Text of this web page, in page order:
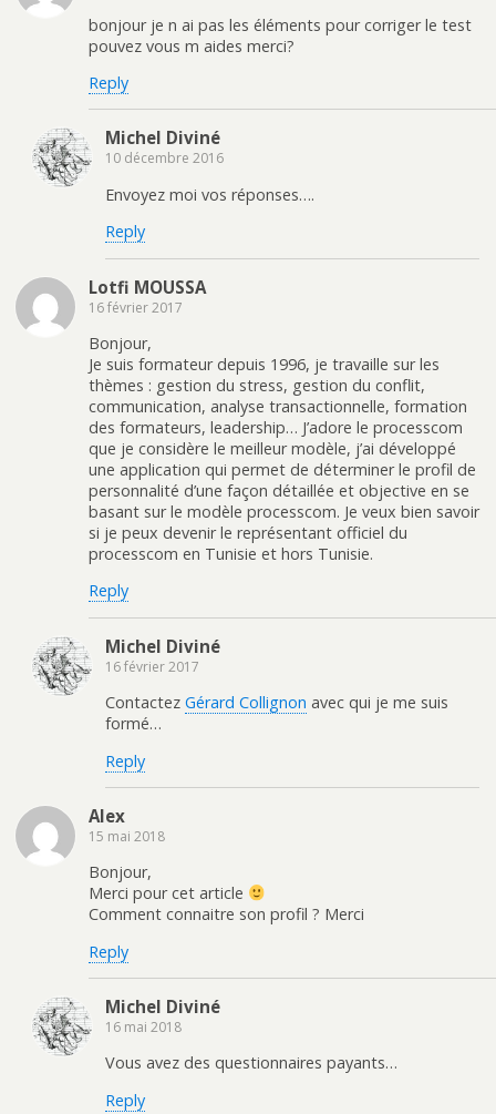
bonjour je n ai pas les éléments pour corriger le test
pouvez vous m aides merci?
Reply
Michel Diviné
10 décembre 2016
Envoyez moi vos réponses….
Reply
Lotfi MOUSSA
16 février 2017
Bonjour,
Je suis formateur depuis 1996, je travaille sur les
thèmes : gestion du stress, gestion du conflit,
communication, analyse transactionnelle, formation
des formateurs, leadership… J’adore le processcom
que je considère le meilleur modèle, j’ai développé
une application qui permet de déterminer le profil de
personnalité d’une façon détaillée et objective en se
basant sur le modèle processcom. Je veux bien savoir
si je peux devenir le représentant officiel du
processcom en Tunisie et hors Tunisie.
Reply
Michel Diviné
16 février 2017
Contactez Gérard Collignon avec qui je me suis
formé…
Reply
Alex
15 mai 2018
Bonjour,
Merci pour cet article
Comment connaitre son profil ? Merci
Reply
Michel Diviné
16 mai 2018
Vous avez des questionnaires payants…
Reply